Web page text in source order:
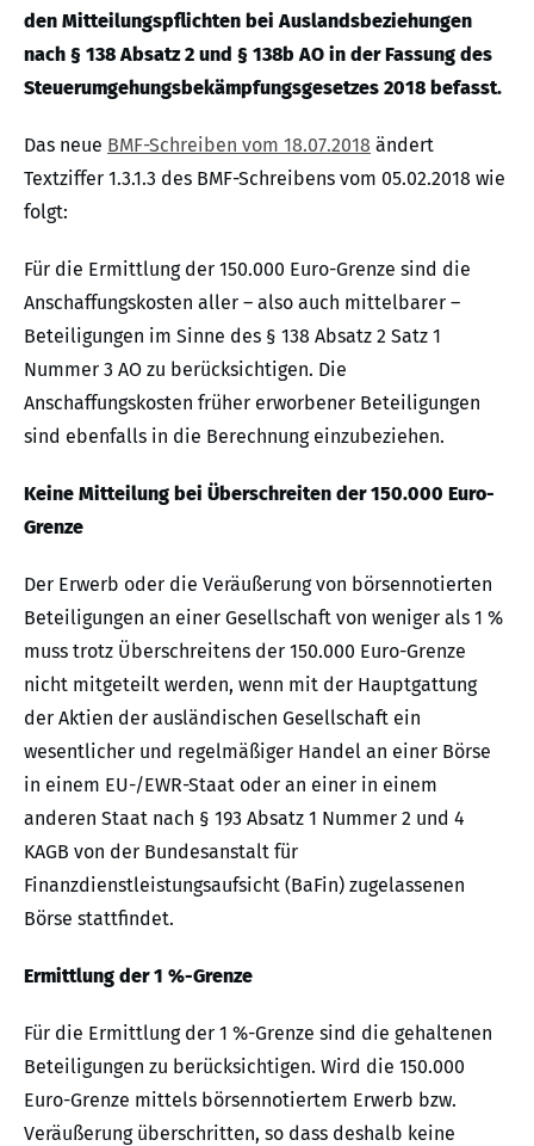
den Mitteilungspflichten bei Auslandsbeziehungen
nach § 138 Absatz 2 und § 138b AO in der Fassung des
Steuerumgehungsbekämpfungsgesetzes 2018 befasst.
Das neue BMF-Schreiben vom 18.07.2018 ändert
Textziffer 1.3.1.3 des BMF-Schreibens vom 05.02.2018 wie
folgt:
Für die Ermittlung der 150.000 Euro-Grenze sind die
Anschaffungskosten aller – also auch mittelbarer –
Beteiligungen im Sinne des § 138 Absatz 2 Satz 1
Nummer 3 AO zu berücksichtigen. Die
Anschaffungskosten früher erworbener Beteiligungen
sind ebenfalls in die Berechnung einzubeziehen.
Keine Mitteilung bei Überschreiten der 150.000 Euro-
Grenze
Der Erwerb oder die Veräußerung von börsennotierten
Beteiligungen an einer Gesellschaft von weniger als 1 %
muss trotz Überschreitens der 150.000 Euro-Grenze
nicht mitgeteilt werden, wenn mit der Hauptgattung
der Aktien der ausländischen Gesellschaft ein
wesentlicher und regelmäßiger Handel an einer Börse
in einem EU-/EWR-Staat oder an einer in einem
anderen Staat nach § 193 Absatz 1 Nummer 2 und 4
KAGB von der Bundesanstalt für
Finanzdienstleistungsaufsicht (BaFin) zugelassenen
Börse stattfindet.
Ermittlung der 1 %-Grenze
Für die Ermittlung der 1 %-Grenze sind die gehaltenen
Beteiligungen zu berücksichtigen. Wird die 150.000
Euro-Grenze mittels börsennotiertem Erwerb bzw.
Veräußerung überschritten, so dass deshalb keine